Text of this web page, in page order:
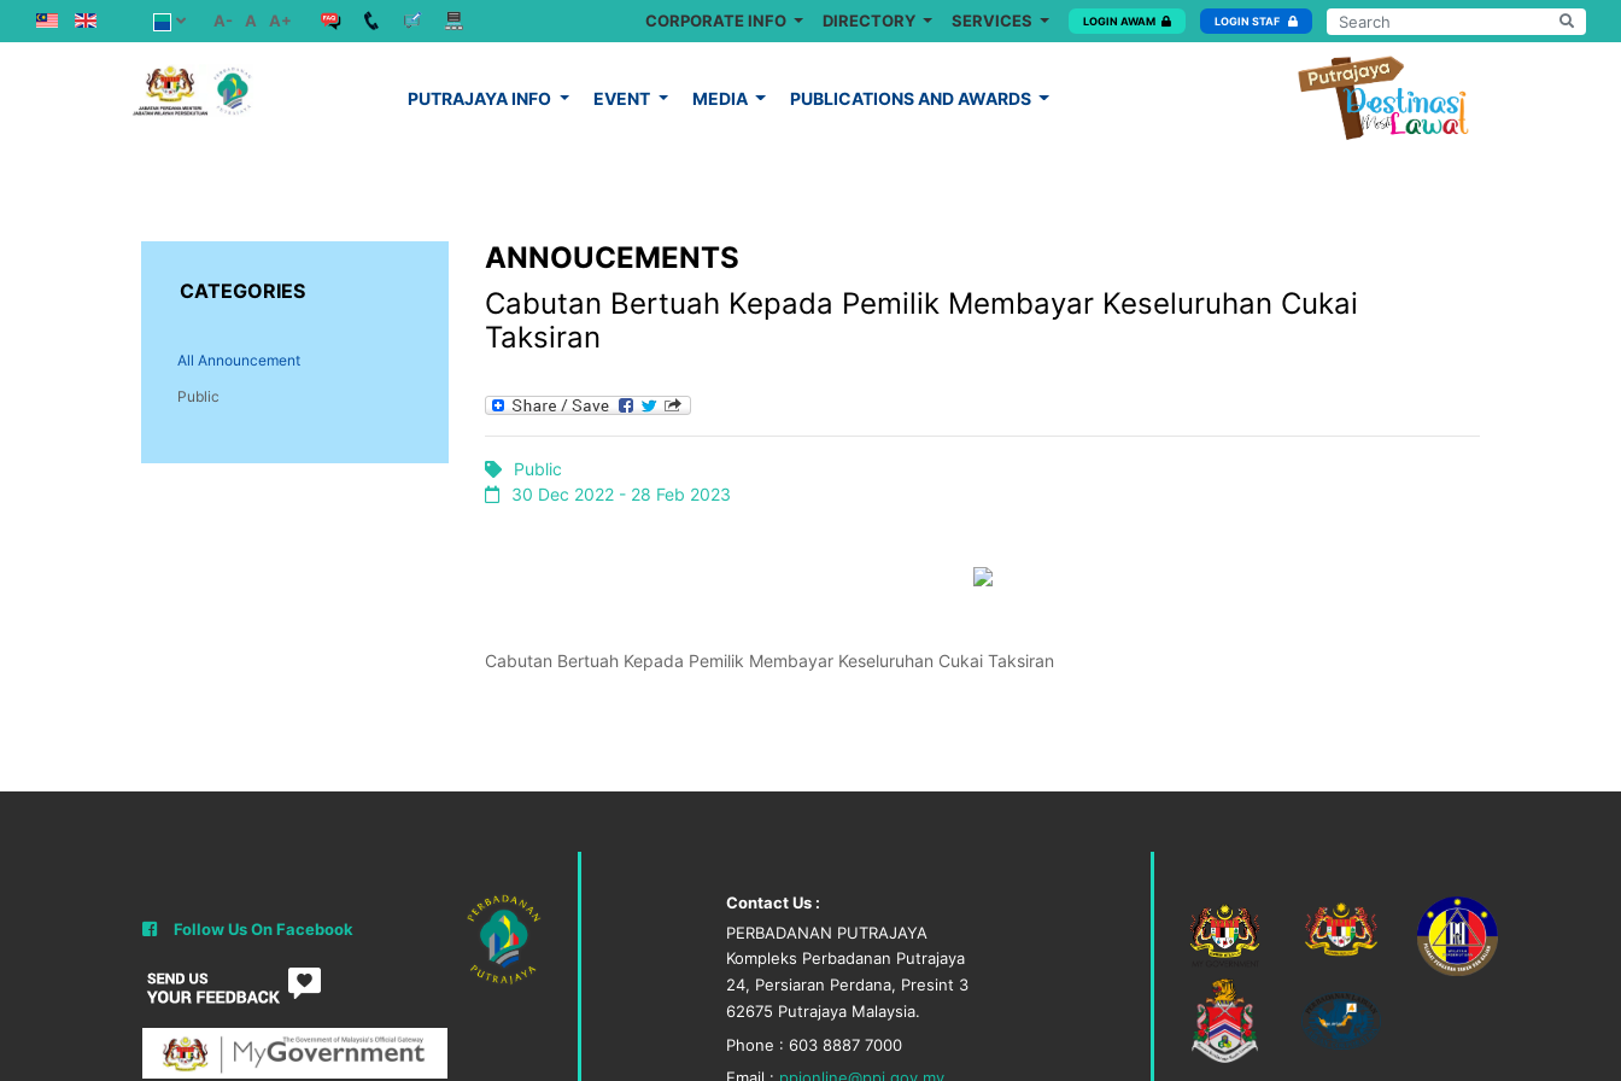
A- A A+ CORPORATE INFO DIRECTORY SERVICES LOGIN AWAM LOGIN STAF
PUTRAJAYA INFO EVENT MEDIA PUBLICATIONS AND AWARDS
CATEGORIES
All Announcement
Public
ANNOUCEMENTS
Cabutan Bertuah Kepada Pemilik Membayar Keseluruhan Cukai
Taksiran
Public
30 Dec 2022 - 28 Feb 2023
Cabutan Bertuah Kepada Pemilik Membayar Keseluruhan Cukai Taksiran
Follow Us On Facebook
Contact Us :
PERBADANAN PUTRAJAYA
Kompleks Perbadanan Putrajaya
24, Persiaran Perdana, Presint 3
62675 Putrajaya Malaysia.
Phone : 603 8887 7000